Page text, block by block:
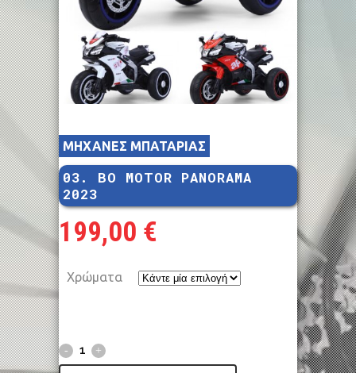
ΜΗΧΑΝΕΣ ΜΠΑΤΑΡΙΑΣ
03. BO MOTOR PANORAMA
2023
199,00 €
Χρώματα